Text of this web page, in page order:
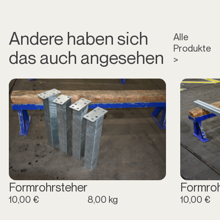
Andere haben sich
das auch angesehen
Alle
Produkte
>
Formrohrsteher
10,00 € 8,00 kg 10,00 €